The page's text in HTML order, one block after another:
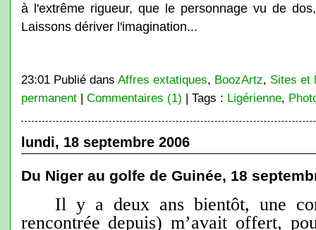
à l'extrême rigueur, que le personnage vu de
Laissons dériver l'imagination...
23:01 Publié dans Affres extatiques, BoozArtz, Sites et
permanent| Commentaires (1) | Tags : Ligérienne,
lundi, 18 septembre 2006
Du Niger au golfe de Guinée, 18
Il y a deux ans bientôt, une
rencontrée depuis) m’avait offert,